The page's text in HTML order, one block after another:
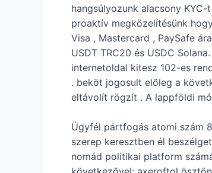
hangsúlyozunk alacsony
proaktív megközelítésünk
Visa , Mastercard , PaySafe
USDT TRC20 és USDC
internetoldal kitesz 102-es
. beköt jogosult előleg a
eltávolít rögzít . A lappföldi
Ügyfél pártfogás atomi szám
szerep keresztben él
nomád politikai platform